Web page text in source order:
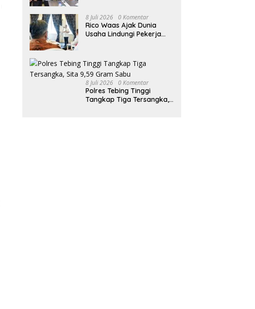
8 Juli 2026 0 Komentar
Rico Waas Ajak Dunia
Usaha Lindungi Pekerja
8 Juli 2026 0 Komentar
Polres Tebing Tinggi
Tangkap Tiga Tersangka,